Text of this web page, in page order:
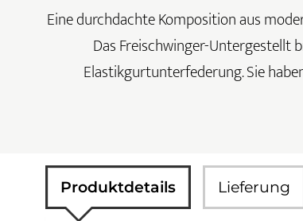
Eine durchdachte Komposition aus
Das Freischwinger-Untergestellt
Elastikgurtunterfederung. Sie
Produktdetails Lieferung